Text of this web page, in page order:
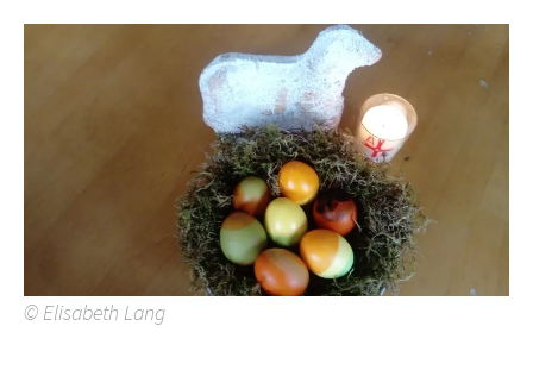
© Elisabeth Lang